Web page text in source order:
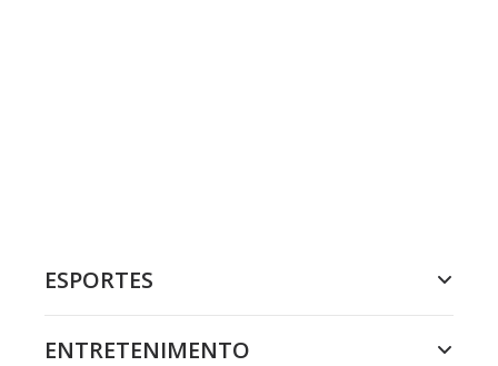
ESPORTES
ENTRETENIMENTO